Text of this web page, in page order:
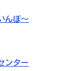
んぼ～
ンター